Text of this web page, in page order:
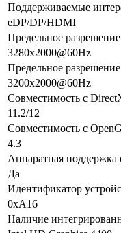
Поддерживаемые
eDP/DP/HDMI
Предельное
3280x2000@60Hz
Предельное
3200x2000@60Hz
Совместимость с
11.2/12
Совместимость с
4.3
Аппаратная поддержка
Да
Идентификатор
0xA16
Наличие